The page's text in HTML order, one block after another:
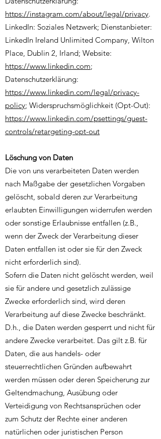
https://instagram.com/about/legal/privacy.
LinkedIn: Soziales Netzwerk; Dienstanbieter:
LinkedIn Ireland Unlimited Company, Wilton
Place, Dublin 2, Irland; Website:
https://www.linkedin.com;
Datenschutzerklärung:
https://www.linkedin.com/legal/privacy-
policy; Widerspruchsmöglichkeit (Opt-Out):
https://www.linkedin.com/psettings/guest-
controls/retargeting-opt-out
Löschung von Daten
Die von uns verarbeiteten Daten werden
nach Maßgabe der gesetzlichen Vorgaben
gelöscht, sobald deren zur Verarbeitung
erlaubten Einwilligungen widerrufen werden
oder sonstige Erlaubnisse entfallen (z.B.,
wenn der Zweck der Verarbeitung dieser
Daten entfallen ist oder sie für den Zweck
nicht erforderlich sind).
Sofern die Daten nicht gelöscht werden, weil
sie für andere und gesetzlich zulässige
Zwecke erforderlich sind, wird deren
Verarbeitung auf diese Zwecke beschränkt.
D.h., die Daten werden gesperrt und nicht für
andere Zwecke verarbeitet. Das gilt z.B. für
Daten, die aus handels- oder
steuerrechtlichen Gründen aufbewahrt
werden müssen oder deren Speicherung zur
Geltendmachung, Ausübung oder
Verteidigung von Rechtsansprüchen oder
zum Schutz der Rechte einer anderen
natürlichen oder juristischen Person